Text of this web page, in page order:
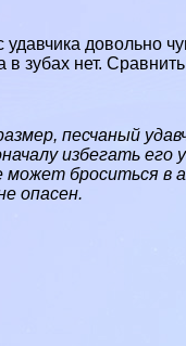
довольно
в зубах нет.
песчаный
избегать его
броситься в
опасен.